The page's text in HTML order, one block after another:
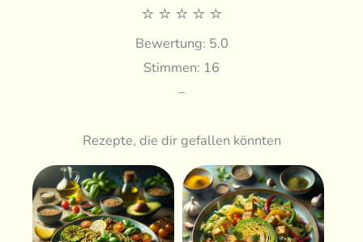
⭐ ⭐ ⭐ ⭐ ⭐
Bewertung: 5.0
Stimmen: 16
–
Rezepte, die dir gefallen könnten